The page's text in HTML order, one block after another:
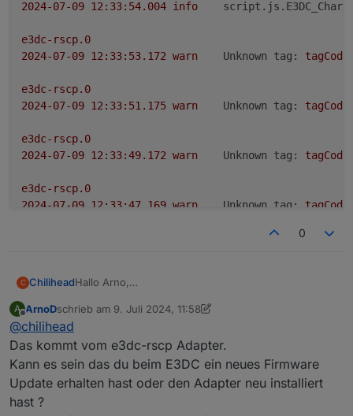
info
e3dc-rscp.0
warn Unknown tag:
e3dc-rscp.0
warn Unknown tag:
e3dc-rscp.0
warn Unknown tag:
e3dc-rscp.0
warn Unknown tag:
javascript.0
2024-07-09 12:33:45.004 warn
2024-07-09 12:33:45.004 info
e3dc-rscp.0
0
C ChiliheadHallo Arno,
nehme an das es von deinem Script kommt, sonst
2024-07-09 12:33:54.004	warn
javascript.0
2024-07-09 12:33:54.004	info
A
Offline
ArnoDschrieb am 9. Juli 2024, 11:58
zuletzt editiert von ArnoD 7. Sept. 2024, 14:04
@chilihead
Das kommt vom e3dc-rscp Adapter.
Kann es sein das du beim E3DC ein neues Firmware
Update erhalten hast oder den Adapter neu installiert
hast ?